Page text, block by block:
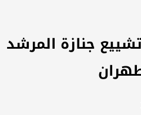
جنازة المرشد